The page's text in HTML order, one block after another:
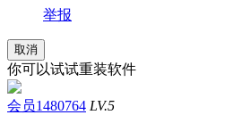
举报
取消
你可以试试重装软件
会员1480764 LV.5